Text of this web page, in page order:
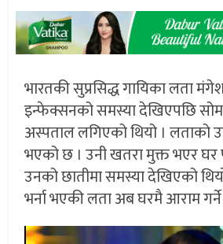
भारतकी सुप्रसिद्ध गायिका लता
इन्फेक्सनको समस्या देखिएपछि
अस्पताल लगिएको थियो ।
भएको छ । उनी खतरा मुक्त भएर घर
उनको छातीमा समस्या देखिएको
भर्ना भएकी लता अब घरमै आराम